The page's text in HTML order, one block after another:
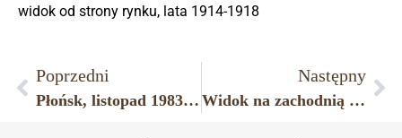
widok od strony rynku, lata 1914-1918
Poprzedni
Płońsk, listopad 1983 r., parafia pw. św. Maksymiliana Marii Kolbe.
Następny
Widok na zachodnią pierzeję płońskiego rynku, prawdopodobnie lata 1914-1918